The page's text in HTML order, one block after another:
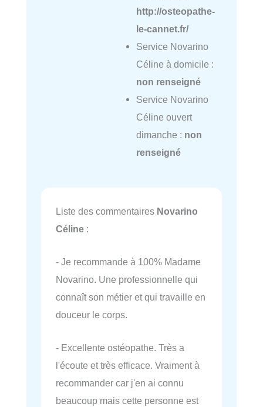
http://osteopathe-
le-cannet.fr/
Service Novarino
Céline à domicile :
non renseigné
Service Novarino
Céline ouvert
dimanche : non
renseigné
Liste des commentaires Novarino
Céline :
- Je recommande à 100% Madame
Novarino. Une professionnelle qui
connaît son métier et qui travaille en
douceur le corps.
- Excellente ostéopathe. Très a
l'écoute et très efficace. Vraiment à
recommander car j'en ai connu
beaucoup mais cette personne est